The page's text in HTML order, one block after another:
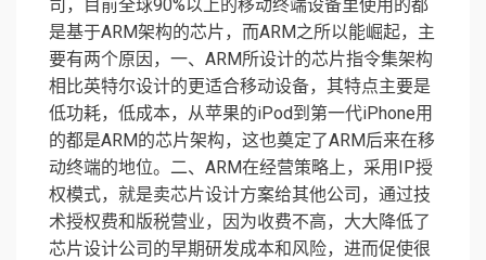
司，目前全球90%以上的移动终端设备里使用的都
是基于ARM架构的芯片，而ARM之所以能崛起，主
要有两个原因，一、ARM所设计的芯片指令集架构
相比英特尔设计的更适合移动设备，其特点主要是
低功耗，低成本，从苹果的iPod到第一代iPhone用
的都是ARM的芯片架构，这也奠定了ARM后来在移
动终端的地位。二、ARM在经营策略上，采用IP授
权模式，就是卖芯片设计方案给其他公司，通过技
术授权费和版税营业，因为收费不高，大大降低了
芯片设计公司的早期研发成本和风险，进而促使很